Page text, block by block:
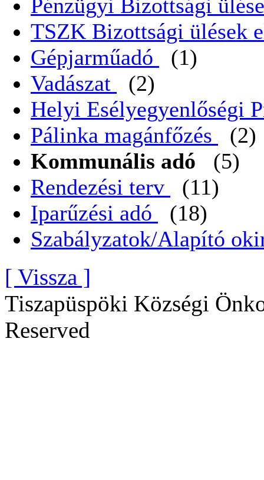
Pénzügyi Bizottsági
TSZK Bizottsági ülések
Gépjarműadó
(1)
Vadászat
(2)
Helyi Esélyegyenlőségi
Pálinka magánfőzés
(2)
Kommunális adó
(5)
Rendezési terv
(11)
Iparűzési adó
(18)
Szabályzatok/Alapító
[ Vissza ]
Tiszapüspöki Községi
Reserved